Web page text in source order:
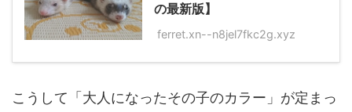
の最新版】
ferret.xn--n8jel7fkc2g.xyz
こうして「大人になったその子のカラー」が定まっ